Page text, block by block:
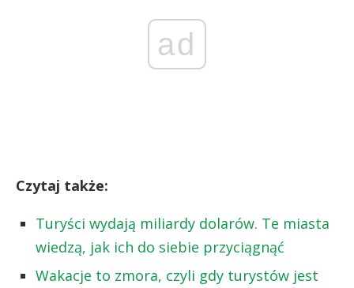
ad
Czytaj także:
Turyści wydają miliardy dolarów. Te miasta
wiedzą, jak ich do siebie przyciągnąć
Wakacje to zmora, czyli gdy turystów jest